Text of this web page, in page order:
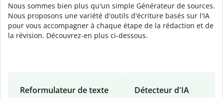
Nous sommes bien plus qu'un simple Générateur de sources.
Nous proposons une variété d'outils d'écriture basés sur l'IA
pour vous accompagner à chaque étape de la rédaction et de
la révision. Découvrez-en plus ci-dessous.
Reformulateur de texte Détecteur d'IA